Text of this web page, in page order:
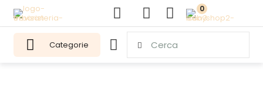
0
Categorie